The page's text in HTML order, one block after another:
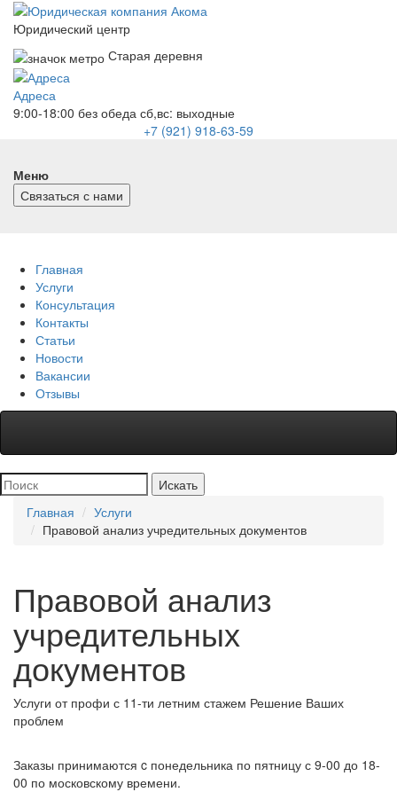
Юридический центр
Старая деревня
Адреса
9:00-18:00 без обеда сб,вс: выходные
+7 (921) 918-63-59
Меню
Связаться с нами
Главная
Услуги
Консультация
Контакты
Статьи
Новости
Вакансии
Отзывы
Главная
Услуги
Правовой анализ учредительных документов
Правовой анализ
учредительных
документов
Услуги от профи с 11-ти летним стажем Решение Ваших
проблем
Заказы принимаются c понедельника по пятницу с 9-00 до 18-
00 по московскому времени.